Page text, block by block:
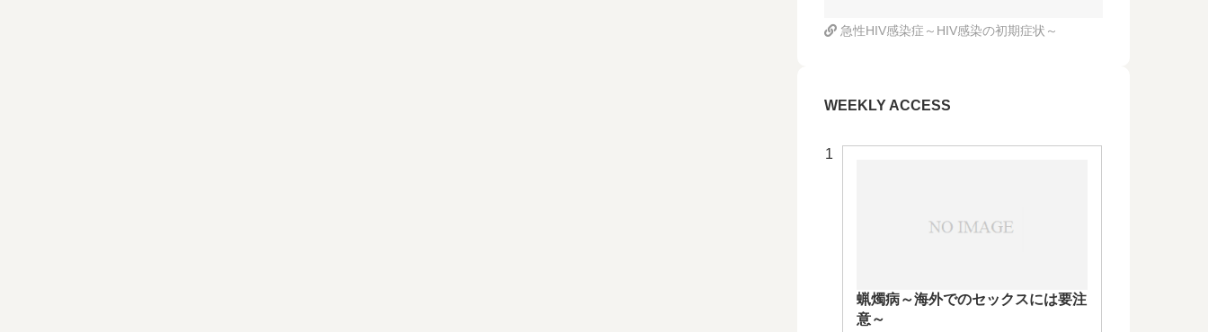
急性HIV感染症～HIV感染の初期症状～
WEEKLY ACCESS
蝋燭病～海外でのセックスには要注
意～